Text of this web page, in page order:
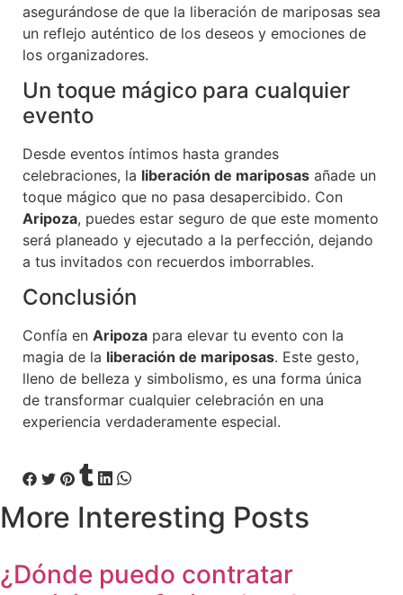
asegurándose de que la liberación de mariposas sea
un reflejo auténtico de los deseos y emociones de
los organizadores.
Un toque mágico para cualquier
evento
Desde eventos íntimos hasta grandes
celebraciones, la liberación de mariposas añade un
toque mágico que no pasa desapercibido. Con
Aripoza, puedes estar seguro de que este momento
será planeado y ejecutado a la perfección, dejando
a tus invitados con recuerdos imborrables.
Conclusión
Confía en Aripoza para elevar tu evento con la
magia de la liberación de mariposas. Este gesto,
lleno de belleza y simbolismo, es una forma única
de transformar cualquier celebración en una
experiencia verdaderamente especial.
More Interesting Posts
¿Dónde puedo contratar